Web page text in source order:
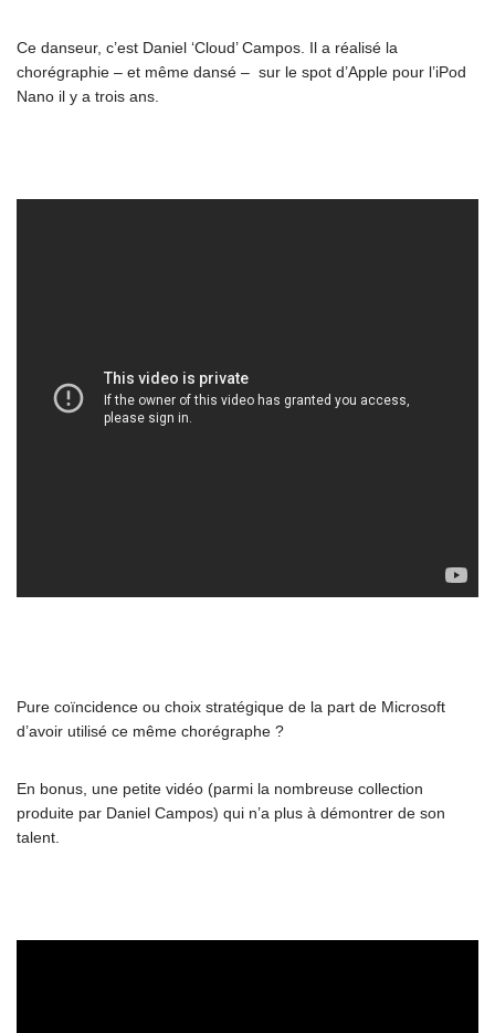
Ce danseur, c’est Daniel ‘Cloud’ Campos. Il a réalisé la
chorégraphie – et même dansé – sur le spot d’Apple pour l’iPod
Nano il y a trois ans.
Pure coïncidence ou choix stratégique de la part de Microsoft
d’avoir utilisé ce même chorégraphe ?
En bonus, une petite vidéo (parmi la nombreuse collection
produite par Daniel Campos) qui n’a plus à démontrer de son
talent.